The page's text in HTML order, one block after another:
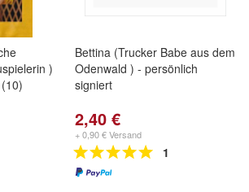
)
Bettina (Trucker Babe aus dem
Odenwald ) - persönlich
signiert
2,40 €
+ 0,90 € Versand
1